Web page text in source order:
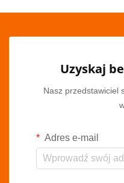
Uzyskaj
Nasz przedstawiciel
Adres e-mail